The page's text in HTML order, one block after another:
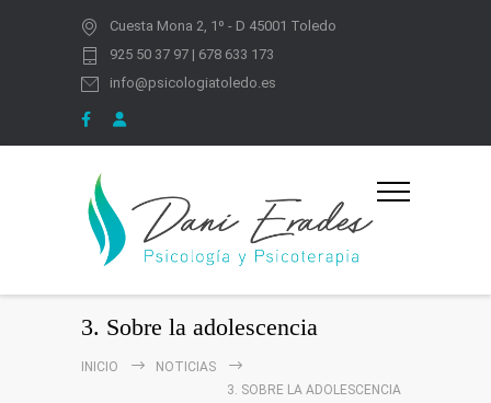
Cuesta Mona 2, 1º - D 45001 Toledo
925 50 37 97 | 678 633 173
info@psicologiatoledo.es
3. Sobre la adolescencia
INICIO
NOTICIAS
3. SOBRE LA ADOLESCENCIA